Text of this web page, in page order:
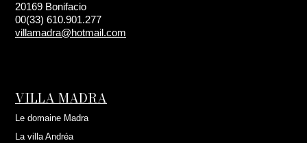
20169 Bonifacio
00(33) 610.901.277
villamadra@hotmail.com
VILLA MADRA
Le domaine Madra
La villa Andréa